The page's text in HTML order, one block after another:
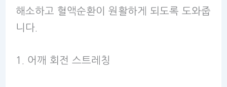
해소하고 혈액순환이 원활하게 되도록 도와줍
니다.
1. 어깨 회전 스트레칭